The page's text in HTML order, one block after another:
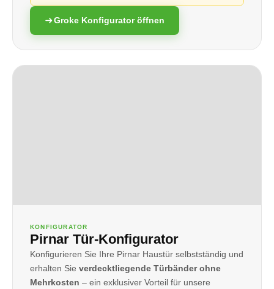
Groke Konfigurator öffnen
KONFIGURATOR
Pirnar Tür-Konfigurator
Konfigurieren Sie Ihre Pirnar Haustür selbstständig und
erhalten Sie verdecktliegende Türbänder ohne
Mehrkosten – ein exklusiver Vorteil für unsere